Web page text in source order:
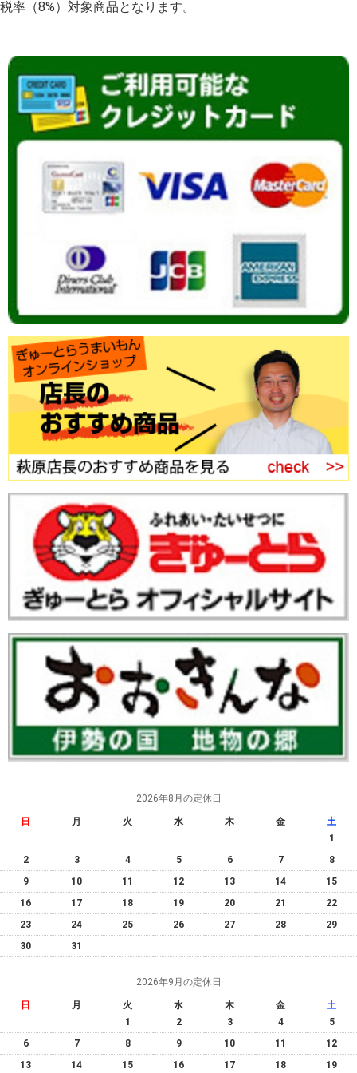
税率（8%）対象商品となります。
2026年8月の定休日
日 月 火 水 木 金
土
1
2
3 4 5 6 7
8
9
10 11 12 13 14
15
16
17 18 19 20 21
22
23
24 25 26 27 28
29
30
31
2026年9月の定休日
日 月 火 水 木 金
土
1
2 3 4
5
6
7 8 9 10 11
12
13
14 15 16 17 18 19